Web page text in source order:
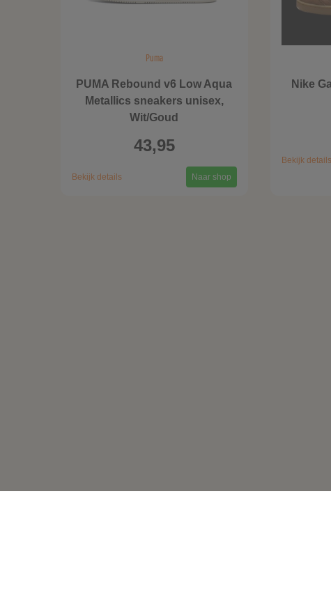
Puma
PUMA Rebound v6 Low Aqua
Metallics sneakers unisex,
Wit/Goud
43,95
Bekijk details Naar shop
Nike
Bekijk details